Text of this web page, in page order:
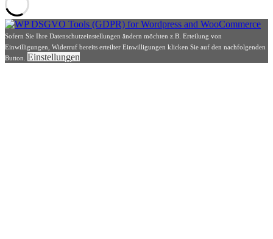
Sofern Sie Ihre Datenschutzeinstellungen ändern möchten z.B. Erteilung von
Einwilligungen, Widerruf bereits erteilter Einwilligungen klicken Sie auf den nachfolgenden
Button. Einstellungen